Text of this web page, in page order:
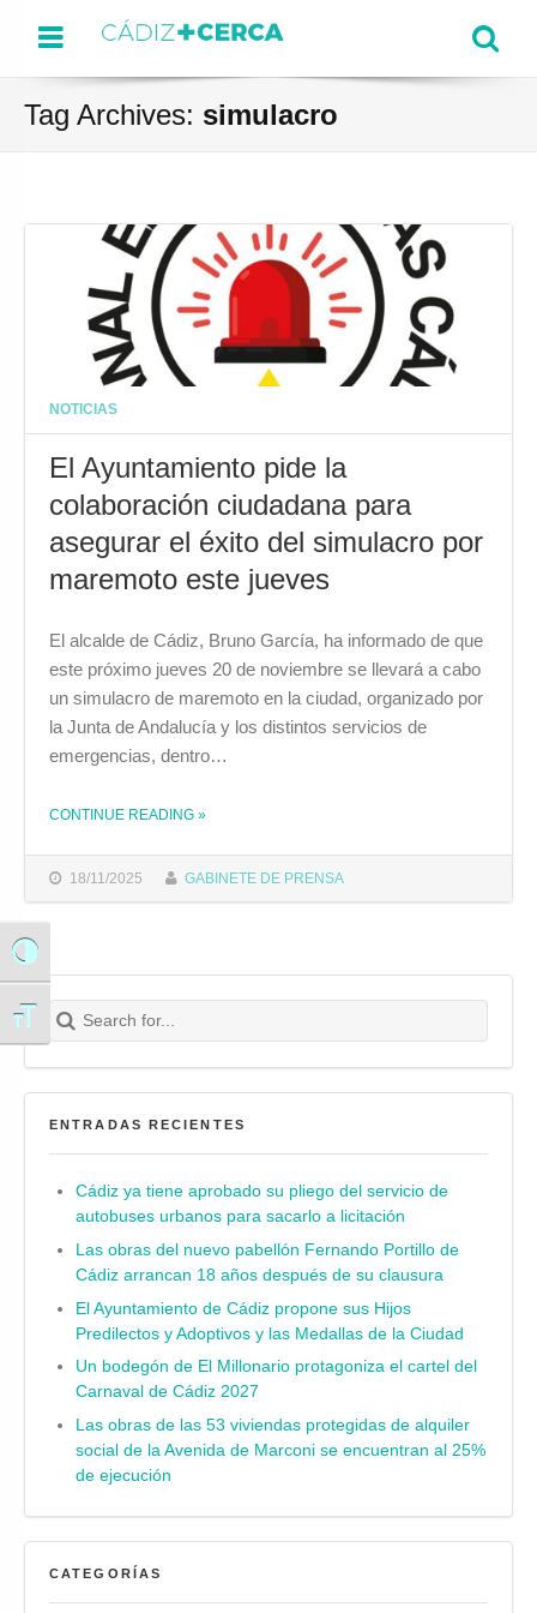
Alternar alto contraste
Alternar tamaño de letra
Menu
Tag Archives: simulacro
NOTICIAS
El Ayuntamiento pide la
colaboración ciudadana para
asegurar el éxito del simulacro por
maremoto este jueves
18/11/2025 GABINETE DE PRENSA
El alcalde de Cádiz, Bruno García, ha informado de que
este próximo jueves 20 de noviembre se llevará a cabo
un simulacro de maremoto en la ciudad, organizado por
la Junta de Andalucía y los distintos servicios de
emergencias, dentro…
CONTINUE READING THE "EL AYUNTAMIENTO PIDE LA COLABORACIÓN CIUDADANA PARA ASEGURAR EL ÉXITO DEL SIMULACRO POR MAREMOTO ESTE JUEVES"
»
Search for:
Buscar
ENTRADAS RECIENTES
Cádiz ya tiene aprobado su pliego del servicio de
autobuses urbanos para sacarlo a licitación
Las obras del nuevo pabellón Fernando Portillo de
Cádiz arrancan 18 años después de su clausura
El Ayuntamiento de Cádiz propone sus Hijos
Predilectos y Adoptivos y las Medallas de la Ciudad
Un bodegón de El Millonario protagoniza el cartel del
Carnaval de Cádiz 2027
Las obras de las 53 viviendas protegidas de alquiler
social de la Avenida de Marconi se encuentran al 25%
de ejecución
CATEGORÍAS